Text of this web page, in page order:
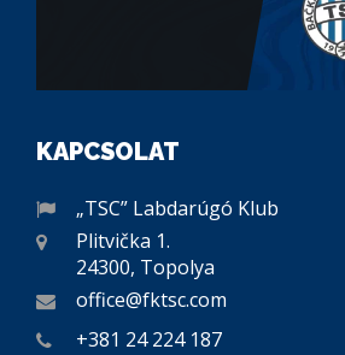
KAPCSOLAT
„TSC” Labdarúgó Klub
Plitvička 1.
24300, Topolya
office@fktsc.com
+381 24 224 187